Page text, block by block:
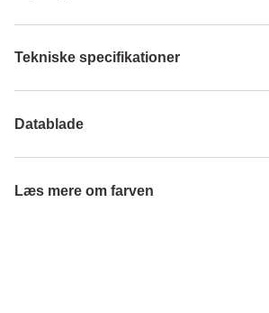
Tekniske specifikationer
Datablade
Læs mere om farven